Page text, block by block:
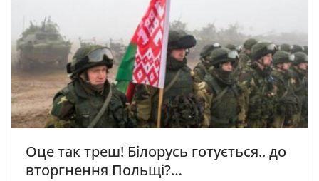
Оце так треш! Білорусь готується.. до
вторгнення Польщі?…